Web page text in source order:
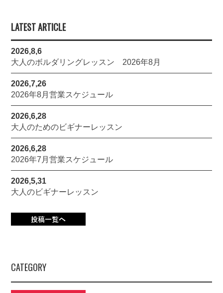
LATEST ARTICLE
2026,8,6
大人のボルダリングレッスン 2026年8月
2026,7,26
2026年8月営業スケジュール
2026,6,28
大人のためのビギナーレッスン
2026,6,28
2026年7月営業スケジュール
2026,5,31
大人のビギナーレッスン
CATEGORY